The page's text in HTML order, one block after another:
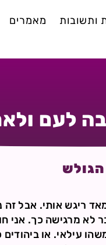
ותשובות מאמרים
לעם
ריגש אותי. אבל זה
לא מרגישה כך. אני
עילאי. או